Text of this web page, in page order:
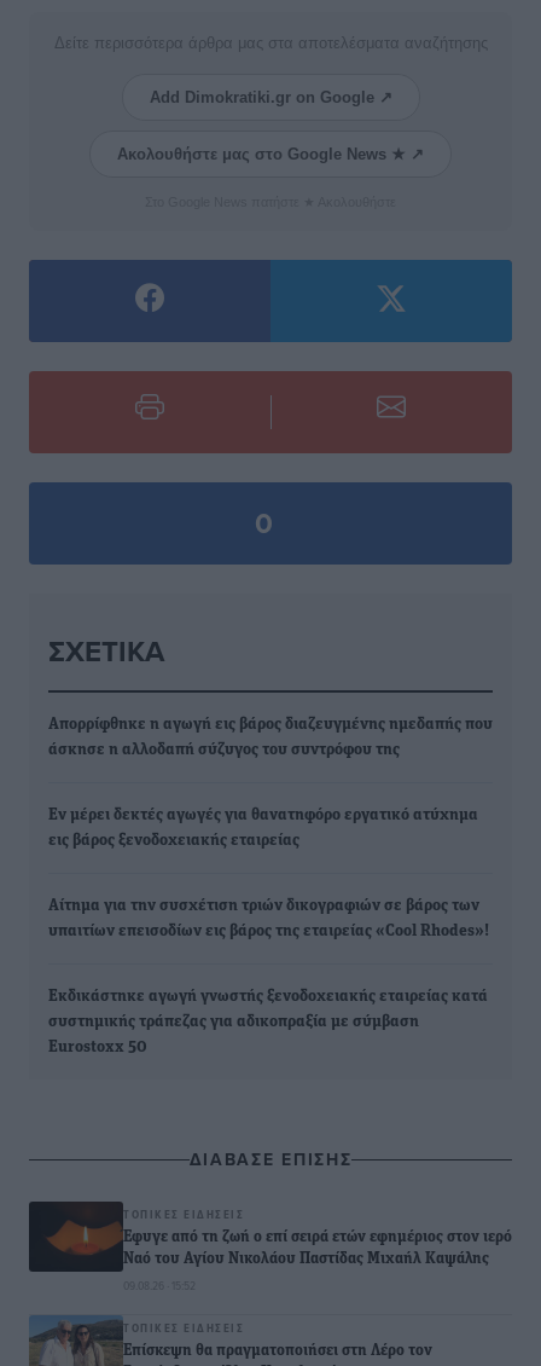
Δείτε περισσότερα άρθρα μας στα αποτελέσματα αναζήτησης
Add Dimokratiki.gr on Google ↗
Ακολουθήστε μας στο Google News ★ ↗
0
ΣΧΕΤΙΚΆ
Απορρίφθηκε η αγωγή εις βάρος διαζευγμένης ημεδαπής που
άσκησε η αλλοδαπή σύζυγος του συντρόφου της
Εν μέρει δεκτές αγωγές για θανατηφόρο εργατικό ατύχημα
εις βάρος ξενοδοχειακής εταιρείας
Αίτημα για την συσχέτιση τριών δικογραφιών σε βάρος των
υπαιτίων επεισοδίων εις βάρος της εταιρείας «Cool Rhodes»!
Εκδικάστηκε αγωγή γνωστής ξενοδοχειακής εταιρείας κατά
συστημικής τράπεζας για αδικοπραξία με σύμβαση
Εurostoxx 50
ΔΙΑΒΑΣΕ ΕΠΙΣΗΣ
ΤΟΠΙΚΈΣ ΕΙΔΉΣΕΙΣ
Έφυγε από τη ζωή ο επί σειρά ετών εφημέριος στον ιερό
Ναό του Αγίου Νικολάου Παστίδας Μιχαήλ Καψάλης
09.08.26 · 15:52
ΤΟΠΙΚΈΣ ΕΙΔΉΣΕΙΣ
Επίσκεψη θα πραγματοποιήσει στη Λέρο τον